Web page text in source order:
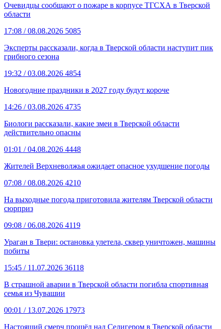
Очевидцы сообщают о пожаре в корпусе ТГСХА в Тверской
области
17:08 / 08.08.2026 5085
Эксперты рассказали, когда в Тверской области наступит пик
грибного сезона
19:32 / 03.08.2026 4854
Новогодние праздники в 2027 году будут короче
14:26 / 03.08.2026 4735
Биологи рассказали, какие змеи в Тверской области
действительно опасны
01:01 / 04.08.2026 4448
Жителей Верхневолжья ожидает опасное ухудшение погоды
07:08 / 08.08.2026 4210
На выходные погода приготовила жителям Тверской области
сюрприз
09:08 / 06.08.2026 4119
Ураган в Твери: остановка улетела, сквер уничтожен, машины
побиты
15:45 / 11.07.2026 36118
В страшной аварии в Тверской области погибла спортивная
семья из Чувашии
00:01 / 13.07.2026 17973
Настоящий смерч прошёл над Селигером в Тверской области